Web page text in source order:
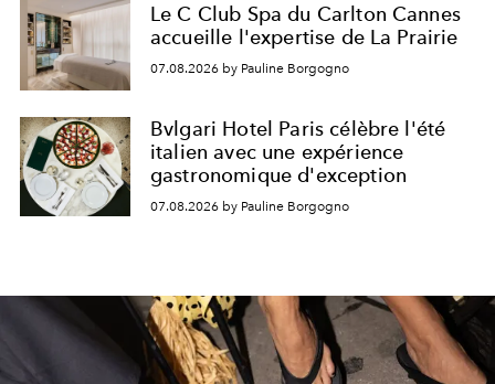
Le C Club Spa du Carlton Cannes
accueille l'expertise de La Prairie
07.08.2026 by Pauline Borgogno
Bvlgari Hotel Paris célèbre l'été
italien avec une expérience
gastronomique d'exception
07.08.2026 by Pauline Borgogno